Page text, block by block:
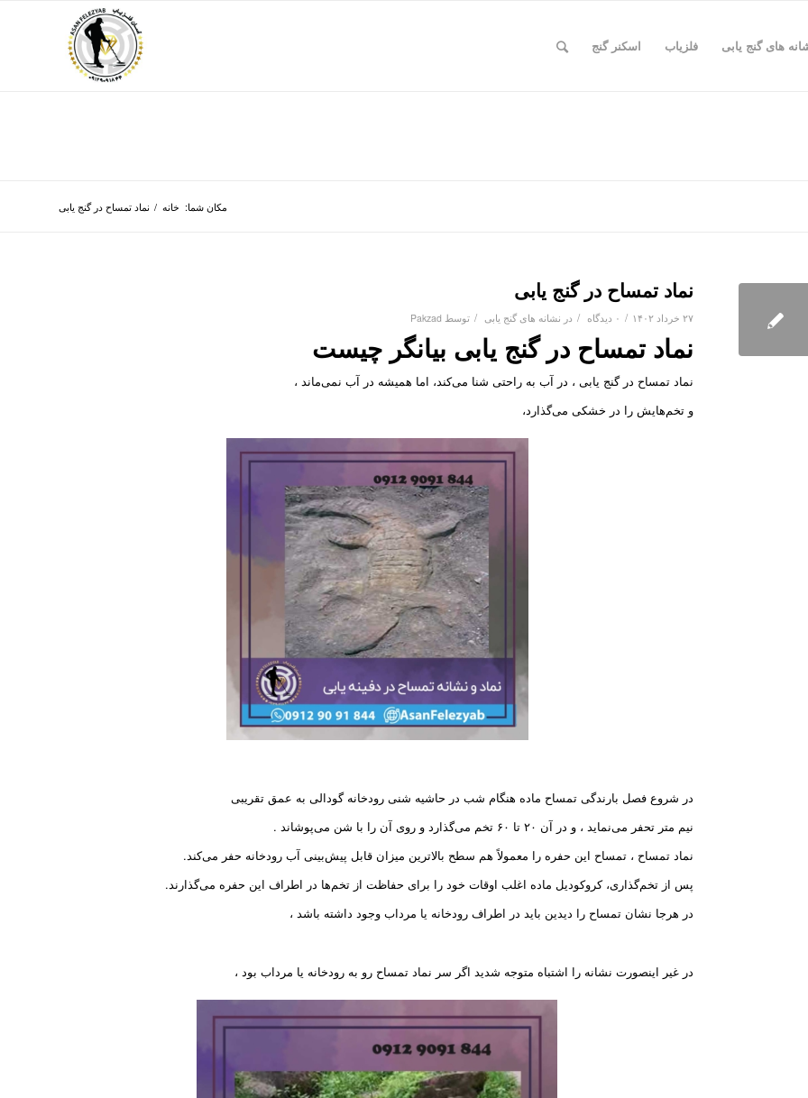
های گنج یابی فلزیاب اسکنر گنج
مکان شما: خانه / نماد تمساح در گنج یابی
نماد تمساح در گنج یابی
۲۷ خرداد ۱۴۰۲ / ۰ دیدگاه / در نشانه های گنج یابی / توسط Pakzad
نماد تمساح در گنج یابی بیانگر چیست
نماد تمساح در گنج یابی ، در آب به راحتی شنا می‌کند، اما همیشه در آب نمی‌ماند ،
و تخم‌هایش را در خشکی می‌گذارد،
در شروع فصل بارندگی تمساح ماده هنگام شب در حاشیه شنی رودخانه گودالی به عمق تقریبی
نیم متر تحفر می‌نماید ، و در آن ۲۰ تا ۶۰ تخم می‌گذارد و روی آن را با شن می‌پوشاند .
نماد تمساح ، تمساح این حفره را معمولاً هم سطح بالاترین میزان قابل پیش‌بینی آب رودخانه حفر می‌کند.
پس از تخم‌گذاری، کروکودیل ماده اغلب اوقات خود را برای حفاظت از تخم‌ها در اطراف این حفره می‌گذارند.
در هرجا نشان تمساح را دیدین باید در اطراف رودخانه یا مرداب وجود داشته باشد ،
در غیر اینصورت نشانه را اشتباه متوجه شدید اگر سر نماد تمساح رو به رودخانه یا مرداب بود ،